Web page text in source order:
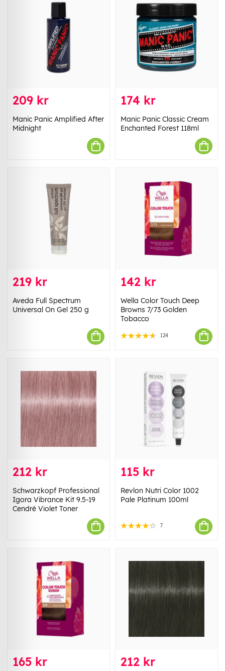
209 kr
Manic Panic Amplified After
Midnight
174 kr
Manic Panic Classic Cream
Enchanted Forest 118ml
219 kr
Aveda Full Spectrum
Universal On Gel 250 g
142 kr
Wella Color Touch Deep
Browns 7/73 Golden
Tobacco
124
212 kr
Schwarzkopf Professional
Igora Vibrance Kit 9.5-19
Cendré Violet Toner
115 kr
Revlon Nutri Color 1002
Pale Platinum 100ml
7
165 kr 212 kr